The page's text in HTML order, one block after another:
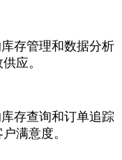
存管理和数据分析
应。
存查询和订单追踪
满意度。